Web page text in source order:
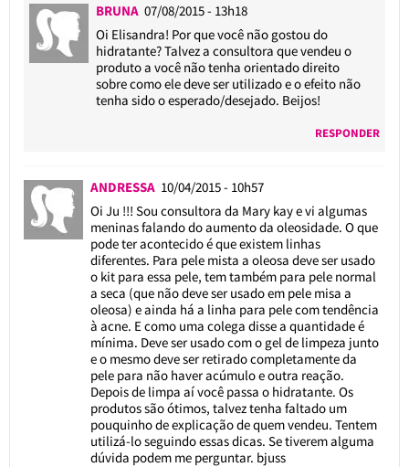
BRUNA07/08/2015 - 13h18
Oi Elisandra! Por que você não gostou do
hidratante? Talvez a consultora que vendeu o
produto a você não tenha orientado direito
sobre como ele deve ser utilizado e o efeito não
tenha sido o esperado/desejado. Beijos!
RESPONDER
ANDRESSA 10/04/2015 - 10h57
Oi Ju !!! Sou consultora da Mary kay e vi algumas
meninas falando do aumento da oleosidade. O que
pode ter acontecido é que existem linhas
diferentes. Para pele mista a oleosa deve ser usado
o kit para essa pele, tem também para pele normal
a seca (que não deve ser usado em pele misa a
oleosa) e ainda há a linha para pele com tendência
à acne. E como uma colega disse a quantidade é
mínima. Deve ser usado com o gel de limpeza junto
e o mesmo deve ser retirado completamente da
pele para não haver acúmulo e outra reação.
Depois de limpa aí você passa o hidratante. Os
produtos são ótimos, talvez tenha faltado um
pouquinho de explicação de quem vendeu. Tentem
utilizá-lo seguindo essas dicas. Se tiverem alguma
dúvida podem me perguntar. bjuss